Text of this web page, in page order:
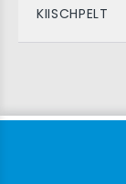
KIISCHPELT